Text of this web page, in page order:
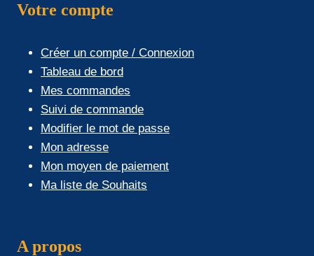
Votre compte
Créer un compte / Connexion
Tableau de bord
Mes commandes
Suivi de commande
Modifier le mot de passe
Mon adresse
Mon moyen de paiement
Ma liste de Souhaits
A propos